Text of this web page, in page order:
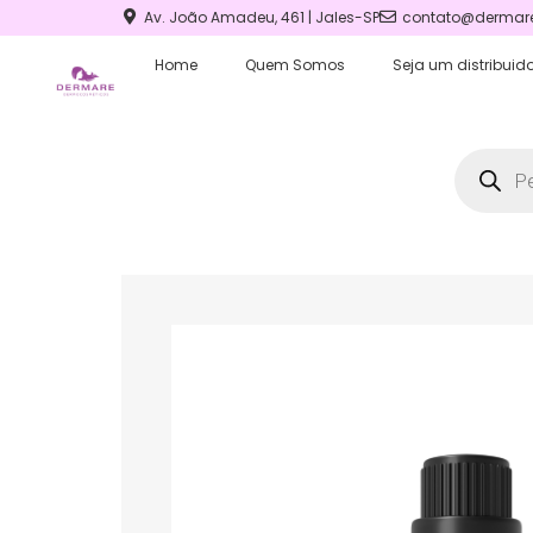
Av. João Amadeu, 461 | Jales-SP
Home Quem Somos Seja um